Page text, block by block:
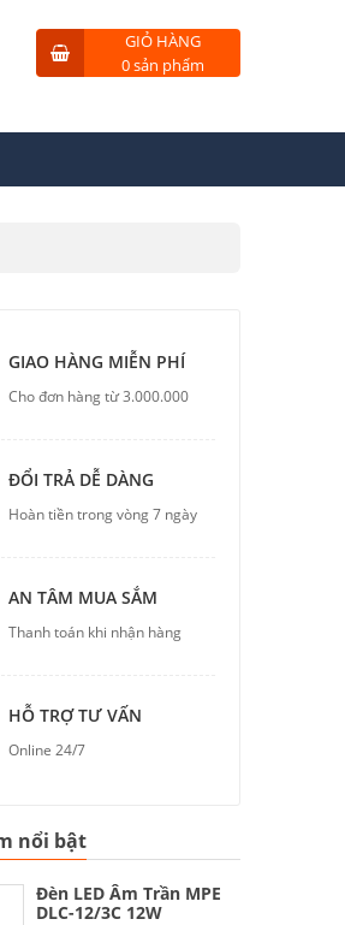
GIỎ HÀNG
0 sản phẩm
GIAO HÀNG MIỄN PHÍ
Cho đơn hàng từ 3.000.000
ĐỔI TRẢ DỄ DÀNG
Hoàn tiền trong vòng 7 ngày
AN TÂM MUA SẮM
Thanh toán khi nhận hàng
HỖ TRỢ TƯ VẤN
Online 24/7
nổi bật
Đèn LED Âm Trần MPE
DLC-12/3C 12W